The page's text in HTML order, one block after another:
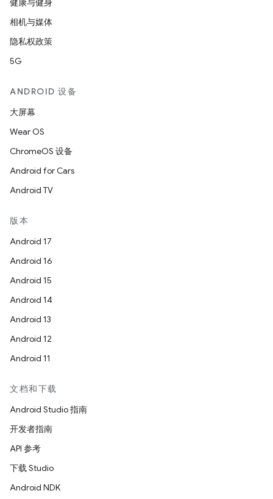
健康与健身
相机与媒体
隐私权政策
5G
ANDROID 设备
大屏幕
Wear OS
ChromeOS 设备
Android for Cars
Android TV
版本
Android 17
Android 16
Android 15
Android 14
Android 13
Android 12
Android 11
文档和下载
Android Studio 指南
开发者指南
API 参考
下载 Studio
Android NDK